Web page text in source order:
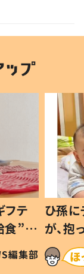
フテ
食”を
の親
編集部
ひ孫
が、
「涙が
い」